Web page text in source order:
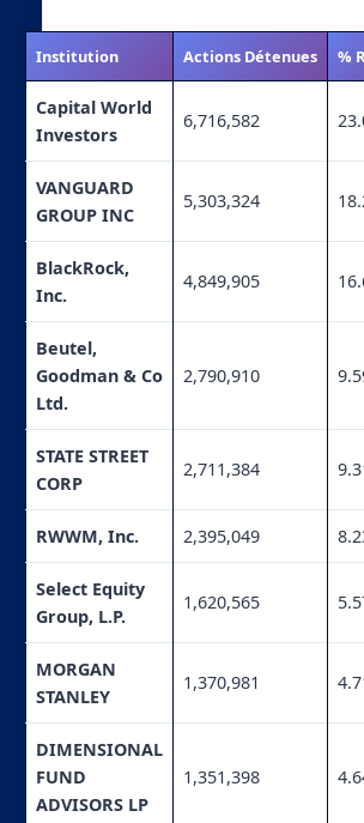
Institution Actions Détenues %
Capital World
Investors
6,716,582
VANGUARD
GROUP INC
5,303,324
BlackRock,
Inc.
4,849,905
Beutel,
Goodman & Co
Ltd.
2,790,910
STATE STREET
CORP
2,711,384
RWWM, Inc. 2,395,049
Select Equity
Group, L.P.
1,620,565
MORGAN
STANLEY
1,370,981
DIMENSIONAL
FUND
ADVISORS LP
1,351,398